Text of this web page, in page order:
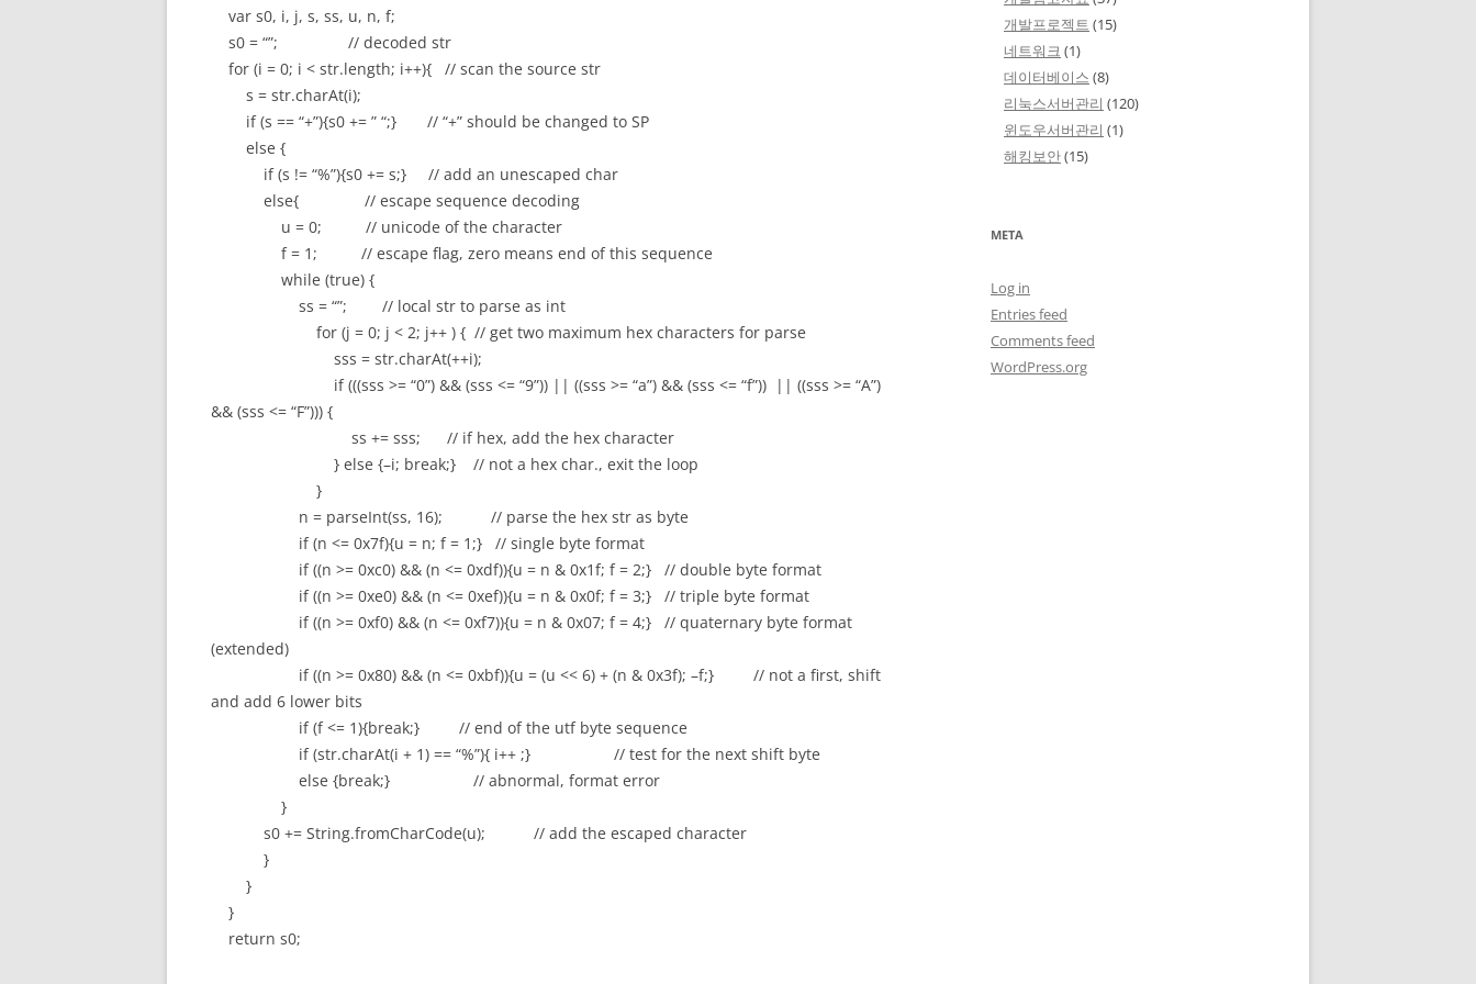
var s0, i, j, s, ss, u, n, f;
s0 = “”; // decoded str
for (i = 0; i < str.length; i++){ // scan the source str
s = str.charAt(i);
if (s == “+”){s0 += ” “;} // “+” should be changed to SP
else {
if (s != “%”){s0 += s;} // add an unescaped char
else{ // escape sequence decoding
u = 0; // unicode of the character
f = 1; // escape flag, zero means end of this sequence
while (true) {
ss = “”; // local str to parse as int
for (j = 0; j < 2; j++ ) { // get two maximum hex characters for parse
sss = str.charAt(++i);
if (((sss >= “0”) && (sss <= “9”)) || ((sss >= “a”) && (sss <= “f”)) || ((sss >= “A”)
&& (sss <= “F”))) {
ss += sss; // if hex, add the hex character
} else {–i; break;} // not a hex char., exit the loop
}
n = parseInt(ss, 16); // parse the hex str as byte
if (n <= 0x7f){u = n; f = 1;} // single byte format
if ((n >= 0xc0) && (n <= 0xdf)){u = n & 0x1f; f = 2;} // double byte format
if ((n >= 0xe0) && (n <= 0xef)){u = n & 0x0f; f = 3;} // triple byte format
if ((n >= 0xf0) && (n <= 0xf7)){u = n & 0x07; f = 4;} // quaternary byte format
(extended)
if ((n >= 0x80) && (n <= 0xbf)){u = (u << 6) + (n & 0x3f); –f;} // not a first, shift
and add 6 lower bits
if (f <= 1){break;} // end of the utf byte sequence
if (str.charAt(i + 1) == “%”){ i++ ;} // test for the next shift byte
else {break;} // abnormal, format error
}
s0 += String.fromCharCode(u); // add the escaped character
}
}
}
return s0;
개발프로젝트 (15)
네트워크 (1)
데이터베이스 (8)
리눅스서버관리 (120)
윈도우서버관리 (1)
해킹보안(15)
META
Log in
Entries feed
Comments feed
WordPress.org